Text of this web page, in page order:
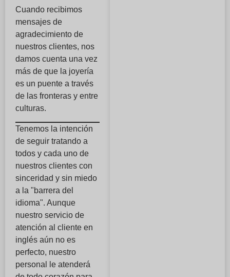
Cuando recibimos
mensajes de
agradecimiento de
nuestros clientes, nos
damos cuenta una vez
más de que la joyería
es un puente a través
de las fronteras y entre
culturas.
Tenemos la intención
de seguir tratando a
todos y cada uno de
nuestros clientes con
sinceridad y sin miedo
a la "barrera del
idioma". Aunque
nuestro servicio de
atención al cliente en
inglés aún no es
perfecto, nuestro
personal le atenderá